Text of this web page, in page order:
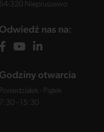
64-320 Niepruszewo
Odwiedź nas na:
Godziny otwarcia
Poniedziałek - Piątek
7:30 - 15:30